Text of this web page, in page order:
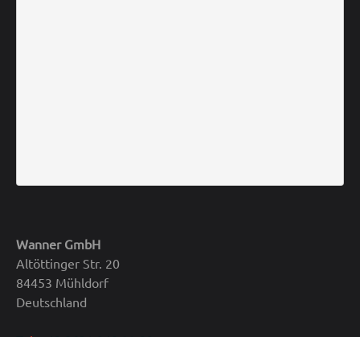
Wanner GmbH
Altöttinger Str. 20
84453 Mühldorf
Deutschland